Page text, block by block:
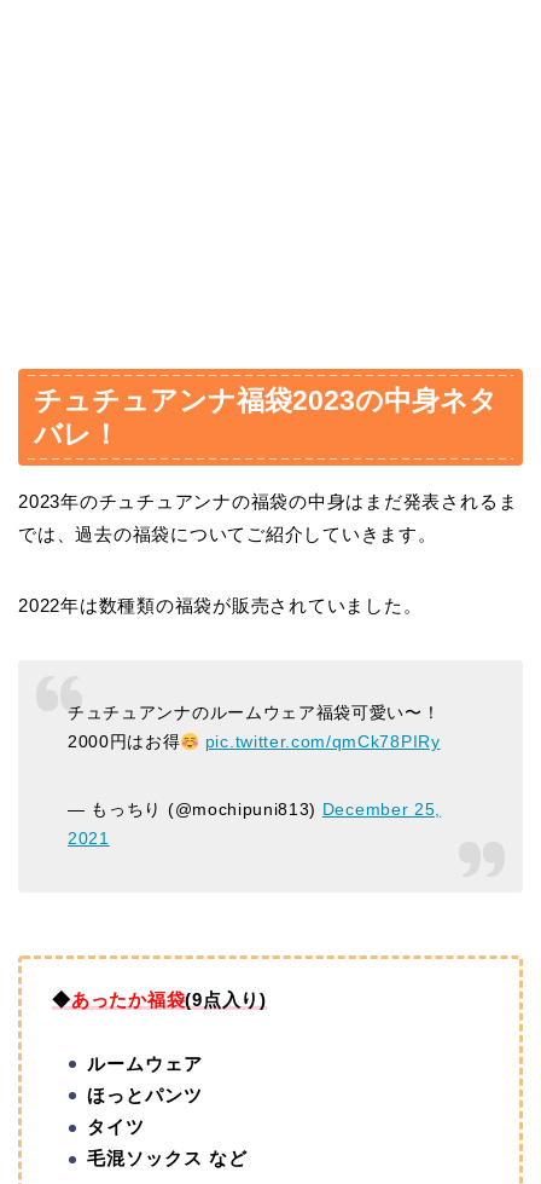
チュチュアンナ福袋2023の中身ネタ
バレ！
2023年のチュチュアンナの福袋の中身はまだ発表されるま
では、過去の福袋についてご紹介していきます。
2022年は数種類の福袋が販売されていました。
チュチュアンナのルームウェア福袋可愛い〜！
2000円はお得
pic.twitter.com/qmCk78PIRy
— もっちり (@mochipuni813) December 25,
2021
◆あったか福袋(9点入り)
ルームウェア
ほっとパンツ
タイツ
毛混ソックス など